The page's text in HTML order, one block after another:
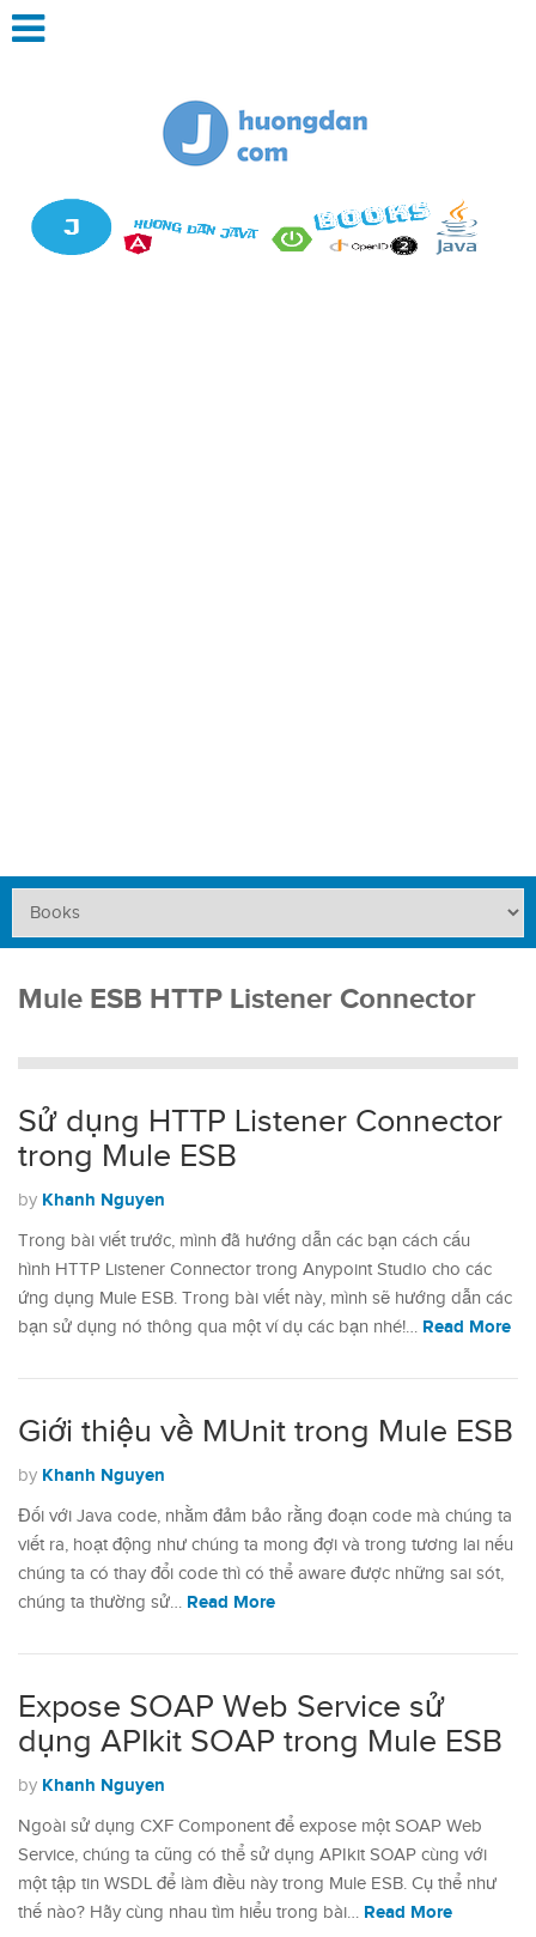
Mule ESB HTTP Listener Connector
Sử dụng HTTP Listener Connector
trong Mule ESB
by Khanh Nguyen
Trong bài viết trước, mình đã hướng dẫn các bạn cách cấu
hình HTTP Listener Connector trong Anypoint Studio cho các
ứng dụng Mule ESB. Trong bài viết này, mình sẽ hướng dẫn các
bạn sử dụng nó thông qua một ví dụ các bạn nhé!… Read More
Giới thiệu về MUnit trong Mule ESB
by Khanh Nguyen
Đối với Java code, nhằm đảm bảo rằng đoạn code mà chúng ta
viết ra, hoạt động như chúng ta mong đợi và trong tương lai nếu
chúng ta có thay đổi code thì có thể aware được những sai sót,
chúng ta thường sử… Read More
Expose SOAP Web Service sử
dụng APIkit SOAP trong Mule ESB
by Khanh Nguyen
Ngoài sử dụng CXF Component để expose một SOAP Web
Service, chúng ta cũng có thể sử dụng APIkit SOAP cùng với
một tập tin WSDL để làm điều này trong Mule ESB. Cụ thể như
thế nào? Hãy cùng nhau tìm hiểu trong bài… Read More